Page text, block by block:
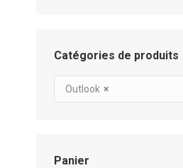
Catégories de produits
×
Outlook
Panier